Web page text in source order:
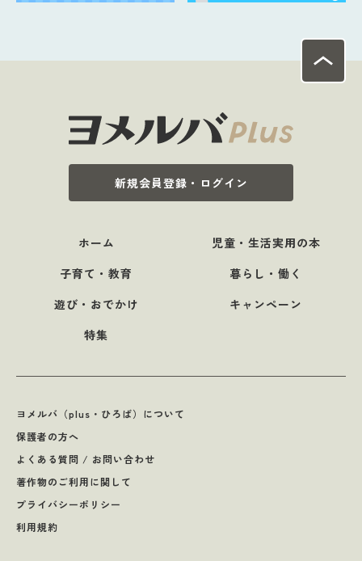
新規会員登録・ログイン
ホーム
児童・生活実用の本
子育て・教育
暮らし・働く
遊び・おでかけ
キャンペーン
特集
ヨメルバ（plus・ひろば）について
保護者の方へ
よくある質問 / お問い合わせ
著作物のご利用に関して
プライバシーポリシー
利用規約